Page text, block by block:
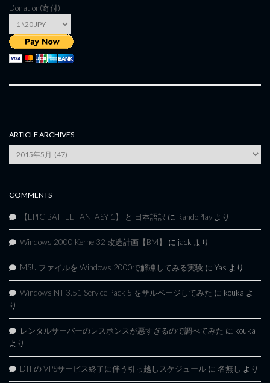
Donation(寄付)
ARTICLE ARCHIVES
Article
Archives
COMMENTS
【EPIC BATTLE FANTASY 1】 と 日本語訳 に RandoPlay より
Windows 2000 Kernel32 改造計画【BM】 に jack より
MSU ファイルを Windows 2000で解凍してみる実験 に Yas より
Windows NT 3.51 Service Pack 5 をサルベージしてみた に kouka よ
り
レンタルサーバーのレスポンスが悪すぎるので調べてみた に kouka
より
DTI の VPSサービス終了に伴う引っ越しスケジュール に 名無し より